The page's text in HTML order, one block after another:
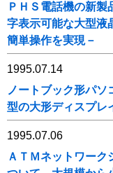
ＰＨＳ電話機の新
字表示可能な大型液
簡単操作を実現－
1995.07.14
ノートブック形パ
型の大形ディスプ
1995.07.06
ＡＴＭネットワー